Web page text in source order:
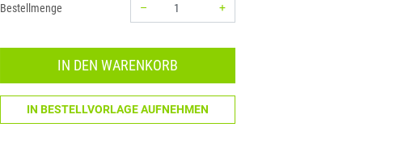
Bestellmenge –
+
IN DEN WARENKORB
IN BESTELLVORLAGE AUFNEHMEN